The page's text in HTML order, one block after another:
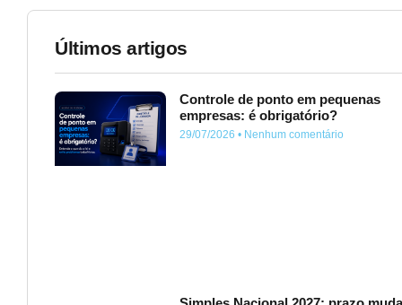
Últimos artigos
Controle de ponto em pequenas
empresas: é obrigatório?
29/07/2026 Nenhum comentário